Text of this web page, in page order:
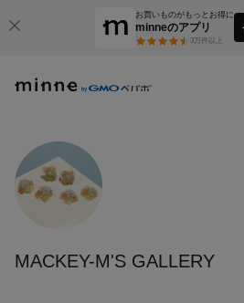
お買いものがもっとお得に
minneのアプリ
3万件以上
MACKEY-M'S GALLERY